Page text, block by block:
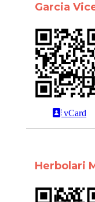
Garcia
vCard
Herbolari